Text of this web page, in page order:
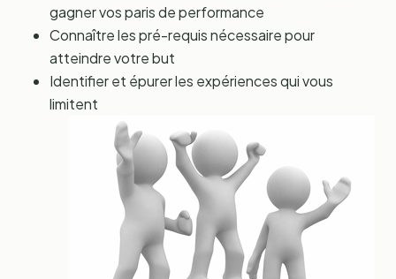
gagner vos paris de performance
Connaître les pré-requis nécessaire pour
atteindre votre but
Identifier et épurer les expériences qui vous
limitent